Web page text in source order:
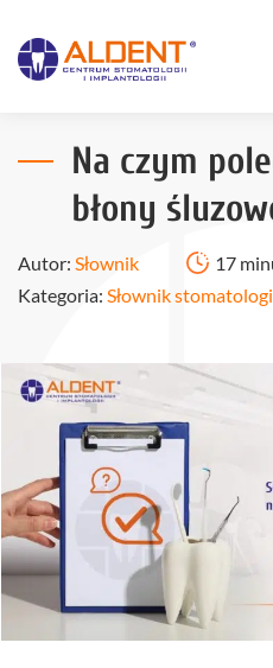
Na czym
błony
Autor: Słownik
17
Kategoria: Słownik